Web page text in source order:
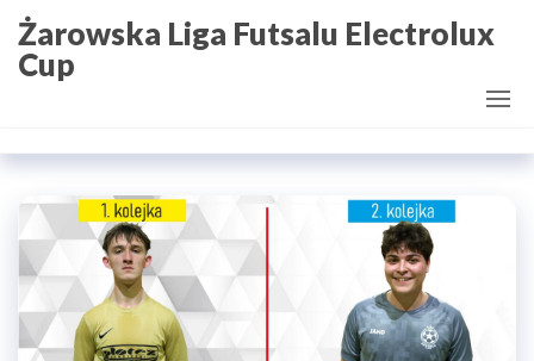
Przejdź
do
treści
Żarowska Liga Futsalu Electrolux
Cup